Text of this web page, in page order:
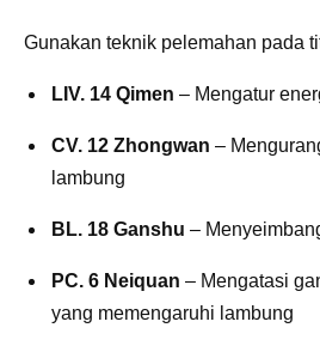
Gunakan teknik pelemahan pada
LIV. 14 Qimen – Mengatur
CV. 12 Zhongwan –
lambung
BL. 18 Ganshu –
PC. 6 Neiquan – Mengatasi
yang memengaruhi lambung